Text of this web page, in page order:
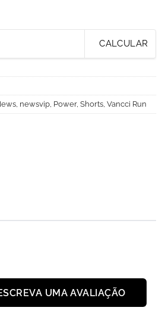
CALCULAR
newsvip Power, Shorts Vancci Run
UMA AVALIAÇÃO